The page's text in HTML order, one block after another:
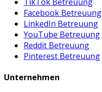
Facebook Betreuung
LinkedIn Betreuung
YouTube Betreuung
Reddit Betreuung
Pinterest Betreuung
Unternehmen